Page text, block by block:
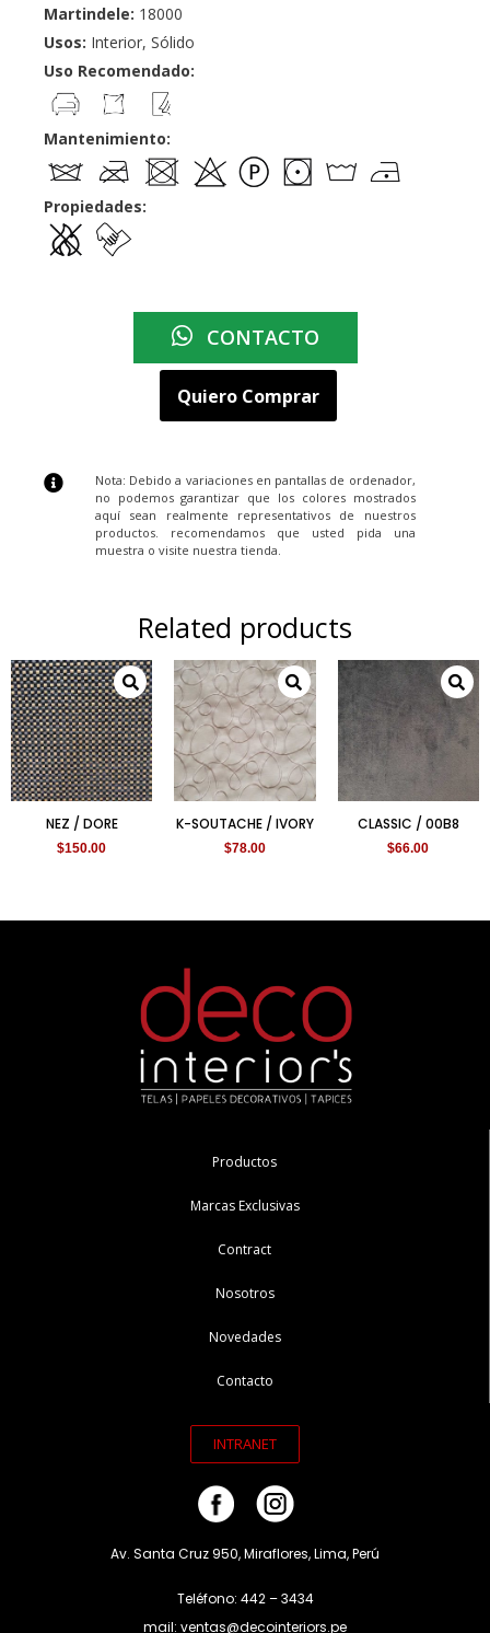
Martindele: 18000
Usos: Interior, Sólido
Uso Recomendado:
Mantenimiento:
Propiedades:
CONTACTO
Quiero Comprar
Nota: Debido a variaciones en pantallas de ordenador,
no podemos garantizar que los colores mostrados
aquí sean realmente representativos de nuestros
productos. recomendamos que usted pida una
muestra o visite nuestra tienda.
Related products
NEZ / DORE
$150.00
K-SOUTACHE / IVORY
$78.00
CLASSIC / 00B8
$66.00
Productos
Marcas Exclusivas
Contract
Nosotros
Novedades
Contacto
INTRANET
Av. Santa Cruz 950, Miraflores, Lima, Perú
Teléfono: 442 – 3434
mail: ventas@decointeriors.pe